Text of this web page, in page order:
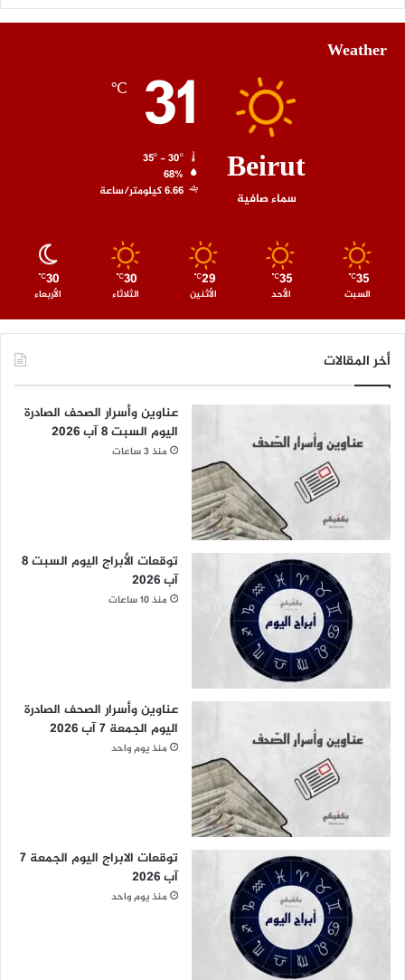
Weather
Beirut
سماء صافية
31
℃
68%
6.66 كيلومتر/ساعة
35
℃
السبت
35
℃
الأحد
29
℃
الأثنين
30
℃
الثلاثاء
30
℃
الأربعاء
أخر المقالات
عناوين وأسرار الصحف الصادرة
اليوم السبت 8 آب 2026
منذ 3 ساعات
توقعات الأبراج اليوم السبت 8
آب 2026
منذ 10 ساعات
عناوين وأسرار الصحف الصادرة
اليوم الجمعة 7 آب 2026
منذ يوم واحد
توقعات الابراج اليوم الجمعة 7
آب 2026
منذ يوم واحد